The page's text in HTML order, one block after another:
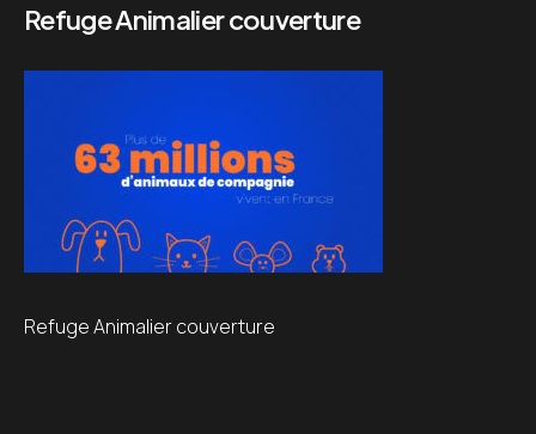
Refuge Animalier couverture
Refuge Animalier couverture